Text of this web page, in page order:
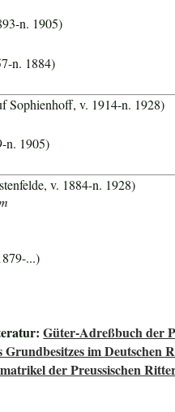
n. 1905)
n. 1884)
Sophienhoff, v. 1914-n. 1928)
n. 1905)
v. 1884-n. 1928)
...)
Güter-Adreßbuch der
Grundbesitzes im Deutschen
der Preussischen